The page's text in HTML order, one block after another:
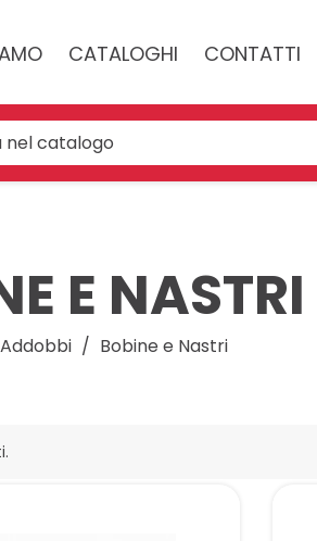
CATALOGHI CONTATTI
E NASTRI
Addobbi Bobine e Nastri